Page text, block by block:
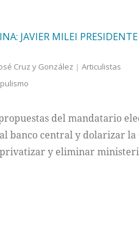
JAVIER MILEI
Cruz y González
Articulistas
del mandatario
banco central y dolarizar
y eliminar